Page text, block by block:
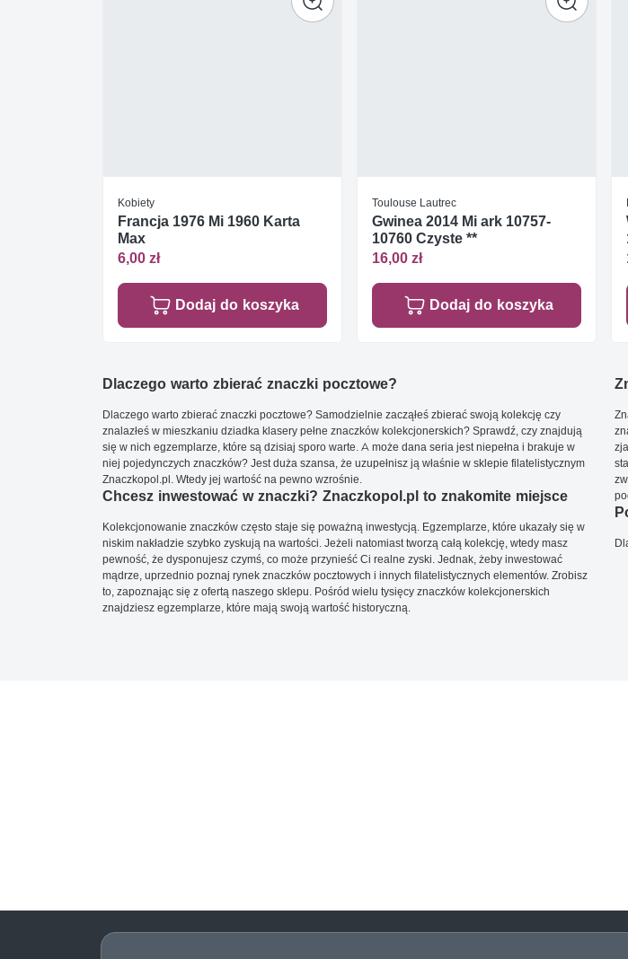
Kobiety
Francja 1976 Mi 1960 Karta
Max
6,00 zł
Dodaj do koszyka
Toulouse Lautrec
Gwinea 2014 Mi ark 10757-
10760 Czyste **
16,00 zł
Dodaj do koszyka
Dlaczego warto zbierać znaczki pocztowe?
Dlaczego warto zbierać znaczki pocztowe? Samodzielnie zacząłeś zbierać swoją kolekcję czy
znalazłeś w mieszkaniu dziadka klasery pełne znaczków kolekcjonerskich? Sprawdź, czy znajdują
się w nich egzemplarze, które są dzisiaj sporo warte. A może dana seria jest niepełna i brakuje w
niej pojedynczych znaczków? Jest duża szansa, że uzupełnisz ją właśnie w sklepie filatelistycznym
Znaczkopol.pl. Wtedy jej wartość na pewno wzrośnie.
Chcesz inwestować w znaczki? Znaczkopol.pl to znakomite miejsce
Kolekcjonowanie znaczków często staje się poważną inwestycją. Egzemplarze, które ukazały się w
niskim nakładzie szybko zyskują na wartości. Jeżeli natomiast tworzą całą kolekcję, wtedy masz
pewność, że dysponujesz czymś, co może przynieść Ci realne zyski. Jednak, żeby inwestować
mądrze, uprzednio poznaj rynek znaczków pocztowych i innych filatelistycznych elementów. Zrobisz
to, zapoznając się z ofertą naszego sklepu. Pośród wielu tysięcy znaczków kolekcjonerskich
znajdziesz egzemplarze, które mają swoją wartość historyczną.